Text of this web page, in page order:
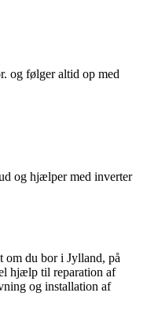
og følger altid op med
og hjælper med inverter
om du bor i Jylland, på
hjælp til reparation af
og installation af